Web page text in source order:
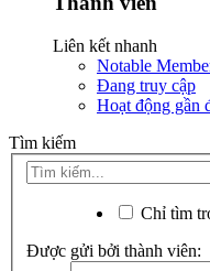
Liên kết nhanh
Notable
Đang truy cập
Hoạt động gần
Tìm kiếm
Chỉ tìm
Được gửi bởi thành viên: